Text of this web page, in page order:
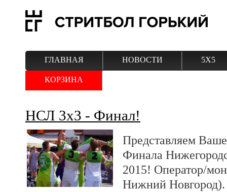
ГЛАВНАЯ НОВОСТИ 5Х5
КОРЗИНА
НСЛ 3х3 - Финал!
Представляем
Финала
2015! Оператор/
Нижний Новгород).